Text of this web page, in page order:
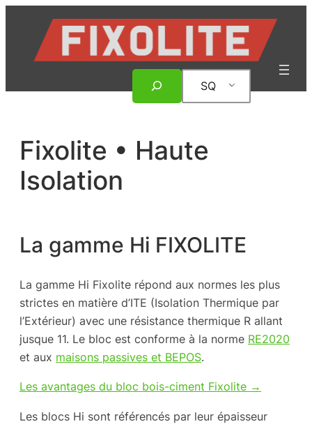
SQ
Fixolite • Haute
Isolation
La gamme Hi FIXOLITE
La gamme Hi Fixolite répond aux normes les plus
strictes en matière d’ITE (Isolation Thermique par
l’Extérieur) avec une résistance thermique R allant
jusque 11. Le bloc est conforme à la norme RE2020
et aux maisons passives et BEPOS.
Les avantages du bloc bois-ciment Fixolite →
Les blocs Hi sont référencés par leur épaisseur